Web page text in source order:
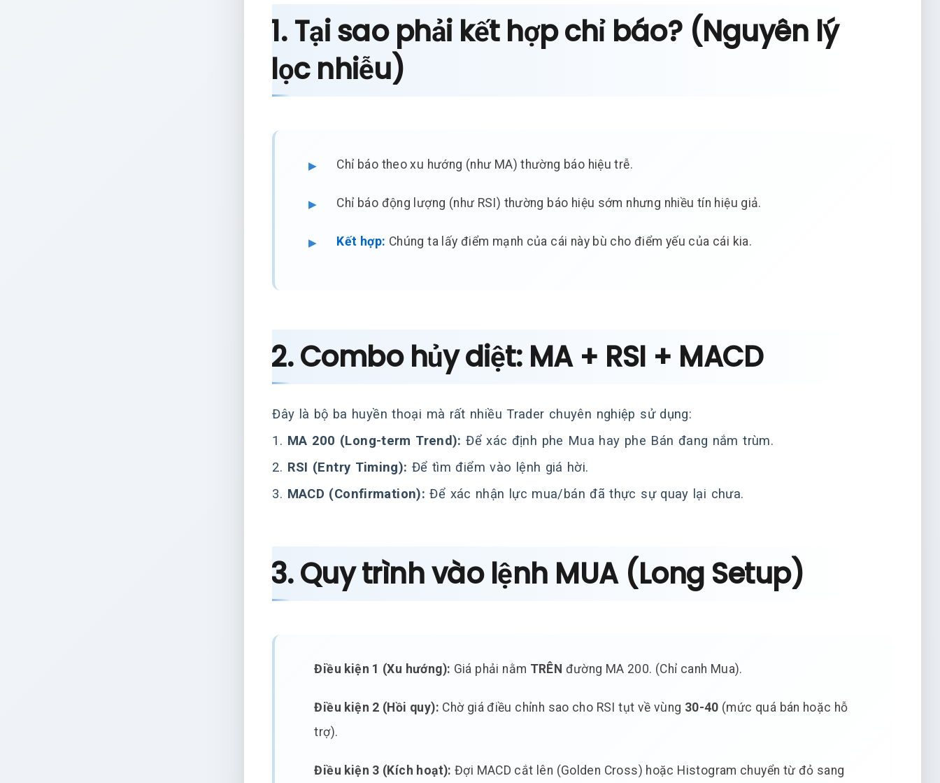
1. Tại sao phải kết hợp chỉ báo? (Nguyên lý
lọc nhiễu)
Chỉ báo theo xu hướng (như MA) thường báo hiệu trễ.
Chỉ báo động lượng (như RSI) thường báo hiệu sớm nhưng nhiều tín hiệu giả.
Kết hợp: Chúng ta lấy điểm mạnh của cái này bù cho điểm yếu của cái kia.
2. Combo hủy diệt: MA + RSI + MACD
Đây là bộ ba huyền thoại mà rất nhiều Trader chuyên nghiệp sử dụng:
1. MA 200 (Long-term Trend): Để xác định phe Mua hay phe Bán đang nắm trùm.
2. RSI (Entry Timing): Để tìm điểm vào lệnh giá hời.
3. MACD (Confirmation): Để xác nhận lực mua/bán đã thực sự quay lại chưa.
3. Quy trình vào lệnh MUA (Long Setup)
Điều kiện 1 (Xu hướng): Giá phải nằm TRÊN đường MA 200. (Chỉ canh Mua).
Điều kiện 2 (Hồi quy): Chờ giá điều chỉnh sao cho RSI tụt về vùng 30-40 (mức quá bán hoặc hỗ
trợ).
Điều kiện 3 (Kích hoạt): Đợi MACD cắt lên (Golden Cross) hoặc Histogram chuyển từ đỏ sang